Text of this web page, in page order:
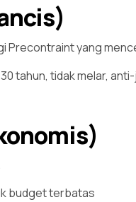
Precontraint yang
tahun, tidak melar,
budget terbatas